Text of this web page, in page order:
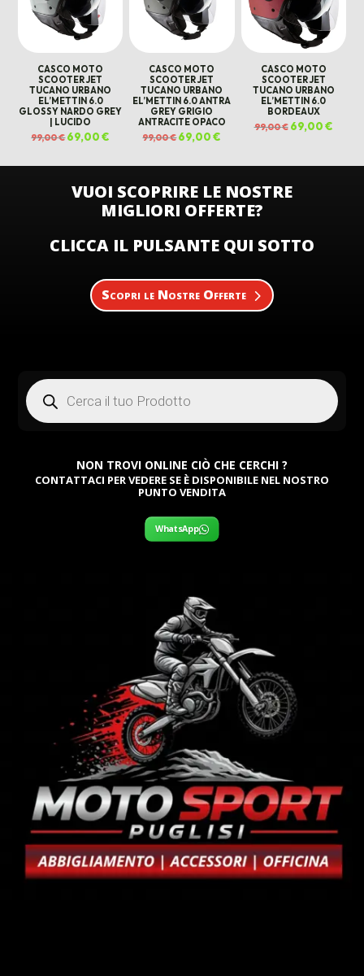
CASCO MOTO
SCOOTER JET
TUCANO URBANO
EL’METTIN 6.0
GLOSSY NARDO GREY
| LUCIDO
99,00€Il
prezzo
99,00 €.
69,00€
69,00 €.
CASCO MOTO
SCOOTER JET
TUCANO URBANO
EL’METTIN 6.0 ANTRA
GREY GRIGIO
ANTRACITE OPACO
99,00€Il
prezzo
99,00 €.
69,00€
69,00 €.
CASCO MOTO
SCOOTER JET
TUCANO URBANO
EL’METTIN 6.0
BORDEAUX
99,00€ Il
prezzo
69,00€Il
VUOI SCOPRIRE LE NOSTRE
MIGLIORI OFFERTE?
CLICCA IL PULSANTE QUI SOTTO
Scopri le Nostre Offerte
Products
search
NON TROVI ONLINE CIÒ CHE CERCHI ?
CONTATTACI PER VEDERE SE È DISPONIBILE NEL NOSTRO
PUNTO VENDITA
WhatsApp